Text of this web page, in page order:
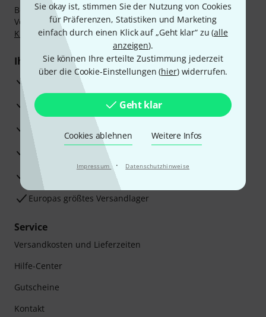
Sie okay ist, stimmen Sie der Nutzung von Cookies
für Präferenzen, Statistiken und Marketing
einfach durch einen Klick auf „Geht klar“ zu (alle
anzeigen).
Sie können Ihre erteilte Zustimmung jederzeit
über die Cookie-Einstellungen (hier) widerrufen.
Geht klar
Cookies ablehnen Weitere Infos
Impressum · Datenschutzhinweise
Bezahlen Sie vertraulich und sicher per Nachnahme,
Vorkasse, PayPal, Amazon Pay,Klarna Sofort bezahlen
Klarna Ratenzahlungoder Kreditkarte.
Ihre Vorteile
3 Jahre Thomann Garantie
30 Tage Money-Back-Garantie
Beratung durch Fachexperten
Zufriedenheitsgarantie
Europas größtes Versandlager
Service
Versandkosten und Lieferzeiten
Hilfe-Center
Gutscheine
Kontakt